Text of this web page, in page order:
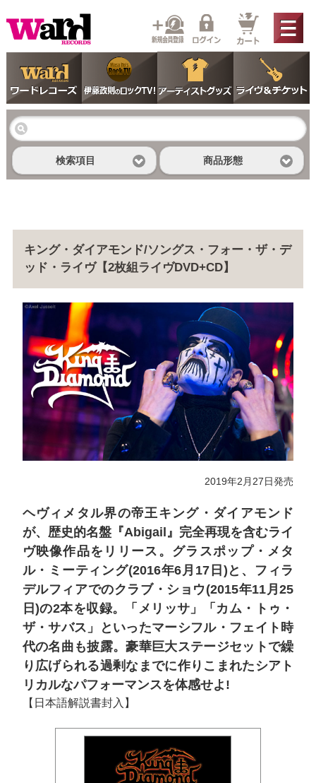
検索項目 商品形態
キング・ダイアモンド/ソングス・フォー・ザ・デ
ッド・ライヴ【2枚組ライヴDVD+CD】
2019年2月27日発売
ヘヴィメタル界の帝王キング・ダイアモンド
が、歴史的名盤『Abigail』完全再現を含むライ
ヴ映像作品をリリース。グラスポップ・メタ
ル・ミーティング(2016年6月17日)と、フィラ
デルフィアでのクラブ・ショウ(2015年11月25
日)の2本を収録。「メリッサ」「カム・トゥ・
ザ・サバス」といったマーシフル・フェイト時
代の名曲も披露。豪華巨大ステージセットで繰
り広げられる過剰なまでに作りこまれたシアト
リカルなパフォーマンスを体感せよ!
【日本語解説書封入】